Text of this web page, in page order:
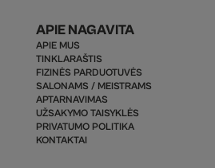
APIE NAGAVITA
APIE MUS
TINKLARAŠTIS
FIZINĖS PARDUOTUVĖS
SALONAMS / MEISTRAMS
APTARNAVIMAS
UŽSAKYMO TAISYKLĖS
PRIVATUMO POLITIKA
KONTAKTAI